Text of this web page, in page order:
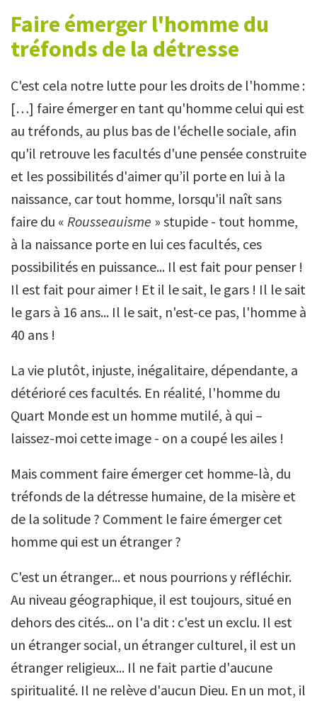
Faire émerger l'homme du
tréfonds de la détresse
C'est cela notre lutte pour les droits de l'homme :
[…] faire émerger en tant qu'homme celui qui est
au tréfonds, au plus bas de l'échelle sociale, afin
qu'il retrouve les facultés d'une pensée construite
et les possibilités d'aimer qu’il porte en lui à la
naissance, car tout homme, lorsqu'il naît sans
faire du « Rousseauisme » stupide - tout homme,
à la naissance porte en lui ces facultés, ces
possibilités en puissance... Il est fait pour penser !
Il est fait pour aimer ! Et il le sait, le gars ! Il le sait
le gars à 16 ans... Il le sait, n'est-ce pas, l'homme à
40 ans !
La vie plutôt, injuste, inégalitaire, dépendante, a
détérioré ces facultés. En réalité, l'homme du
Quart Monde est un homme mutilé, à qui –
laissez-moi cette image - on a coupé les ailes !
Mais comment faire émerger cet homme-là, du
tréfonds de la détresse humaine, de la misère et
de la solitude ? Comment le faire émerger cet
homme qui est un étranger ?
C'est un étranger... et nous pourrions y réfléchir.
Au niveau géographique, il est toujours, situé en
dehors des cités... on l'a dit : c'est un exclu. Il est
un étranger social, un étranger culturel, il est un
étranger religieux... Il ne fait partie d'aucune
spiritualité. Il ne relève d'aucun Dieu. En un mot, il